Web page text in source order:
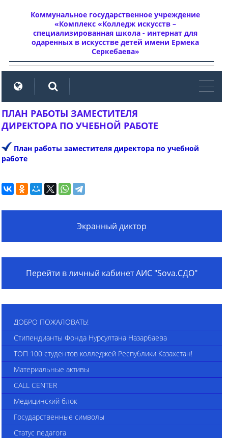
Коммунальное государственное учреждение
«Комплекс «Колледж искусств –
специализированная школа - интернат для
одаренных в искусстве детей имени Ермека
Серкебаева»
ПЛАН РАБОТЫ ЗАМЕСТИТЕЛЯ
ДИРЕКТОРА ПО УЧЕБНОЙ РАБОТЕ
План работы заместителя директора по учебной
работе
Экранный диктор
Перейти в личный кабинет АИС "Sova.СДО"
ДОБРО ПОЖАЛОВАТЬ!
Стипендианты Фонда Нурсултана Назарбаева
ТОП 100 студентов колледжей Республики Казахстан!
Материальные активы
CALL CENTER
Медицинский блок
Государственные символы
Статус педагога